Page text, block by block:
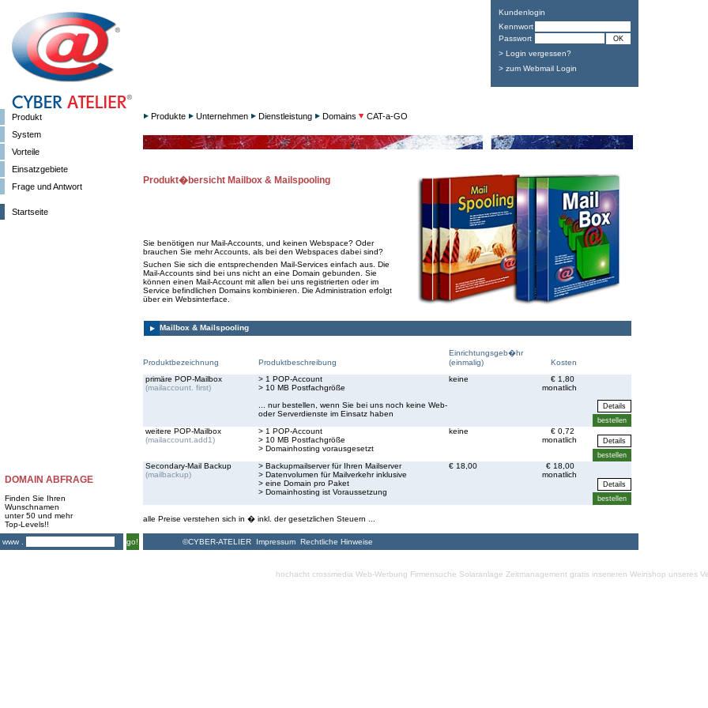
Produkt
System
Vorteile
Einsatzgebiete
Frage und Antwort
Startseite
DOMAIN ABFRAGE
Finden Sie Ihren
Wunschnamen
unter 50 und mehr
Top-Levels!!
www .
go!
Kundenlogin
Kennwort
Passwort
> Login vergessen?
> zum Webmail Login
Produkte Unternehmen Dienstleistung Domains CAT-a-GO
Produkt�bersicht Mailbox & Mailspooling
Sie benötigen nur Mail-Accounts, und keinen Webspace? Oder
brauchen Sie mehr Accounts, als bei den Webspaces dabei sind?
Suchen Sie sich die entsprechenden Mail-Services einfach aus. Die
Mail-Accounts sind bei uns nicht an eine Domain gebunden. Sie
können einen Mail-Account mit allen bei uns registrierten oder im
Service befindlichen Domains kombinieren. Die Administration erfolgt
über ein Websinterface.
Mailbox & Mailspooling
Produktbezeichnung Produktbeschreibung
Einrichtungsgeb�hr
(einmalig)
Kosten
primäre POP-Mailbox
(mailaccount. first)
> 1 POP-Account
> 10 MB Postfachgröße
... nur bestellen, wenn Sie bei uns noch keine Web-
oder Serverdienste im Einsatz haben
keine
€ 1,80
monatlich
weitere POP-Mailbox
(mailaccount.add1)
> 1 POP-Account
> 10 MB Postfachgröße
> Domainhosting vorausgesetzt
keine
€ 0,72
monatlich
Secondary-Mail Backup
(mailbackup)
> Backupmailserver für Ihren Mailserver
> Datenvolumen für Mailverkehr inklusive
> eine Domain pro Paket
> Domainhosting ist Voraussetzung
€ 18,00
€ 18,00
monatlich
alle Preise verstehen sich in � inkl. der gesetzlichen Steuern ...
©CYBER-ATELIER Impressum Rechtliche Hinweise
hochacht crossmedia Web-Werbung Firmensuche Solaranlage Zeitmanagement gratis inserieren Weinshop unseres